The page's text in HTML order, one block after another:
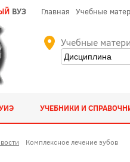
ВУЗ Главная Учебные
Учебные
УЧЕБНИКИ И
Комплексное лечение зубов